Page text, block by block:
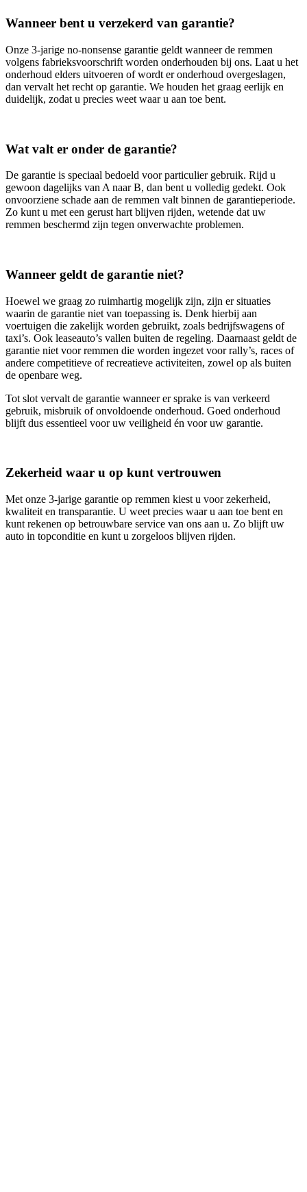
Wanneer bent u verzekerd van garantie?
Onze 3‑jarige no‑nonsense garantie geldt wanneer de remmen
volgens fabrieksvoorschrift worden onderhouden bij ons. Laat u het
onderhoud elders uitvoeren of wordt er onderhoud overgeslagen,
dan vervalt het recht op garantie. We houden het graag eerlijk en
duidelijk, zodat u precies weet waar u aan toe bent.
Wat valt er onder de garantie?
De garantie is speciaal bedoeld voor particulier gebruik. Rijd u
gewoon dagelijks van A naar B, dan bent u volledig gedekt. Ook
onvoorziene schade aan de remmen valt binnen de garantieperiode.
Zo kunt u met een gerust hart blijven rijden, wetende dat uw
remmen beschermd zijn tegen onverwachte problemen.
Wanneer geldt de garantie niet?
Hoewel we graag zo ruimhartig mogelijk zijn, zijn er situaties
waarin de garantie niet van toepassing is. Denk hierbij aan
voertuigen die zakelijk worden gebruikt, zoals bedrijfswagens of
taxi’s. Ook leaseauto’s vallen buiten de regeling. Daarnaast geldt de
garantie niet voor remmen die worden ingezet voor rally’s, races of
andere competitieve of recreatieve activiteiten, zowel op als buiten
de openbare weg.
Tot slot vervalt de garantie wanneer er sprake is van verkeerd
gebruik, misbruik of onvoldoende onderhoud. Goed onderhoud
blijft dus essentieel voor uw veiligheid én voor uw garantie.
Zekerheid waar u op kunt vertrouwen
Met onze 3‑jarige garantie op remmen kiest u voor zekerheid,
kwaliteit en transparantie. U weet precies waar u aan toe bent en
kunt rekenen op betrouwbare service van ons aan u. Zo blijft uw
auto in topconditie en kunt u zorgeloos blijven rijden.